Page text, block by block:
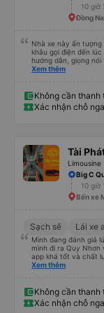
10 giờ
Đồng
Nhà xe này ấn tượng
khâu gọi điện đến
hướng dẫn, giọng nói thân thiện,
mái, chăn nệm nước
nhưng các anh
( vì đây là địa bàn của
mình được chở xuống
Xem thêm
Không cần thanh
Xác nhận chỗ
Tài
Limousine
Big C
10 giờ
Bến xe
Sạch sẽ Lái xe
Mình đang đánh giá
mình đi ra Quy Nhơn
app khá tốt và chất
giường đôi và vừa đủ
trung chuyển và lên
có cả bánh và sữa
mền, gối và đặc biệt
Xem thêm
Không cần thanh
Xác nhận chỗ